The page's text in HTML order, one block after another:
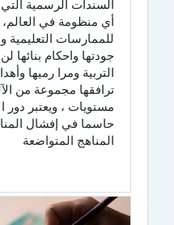
السندات الرسمية التي
أي منظومة في العالم،
للممارسات التعليمية
جودتها واحكام بنائها لن
التربية ومرا رميها
ترافقها مجموعة من
مستويات ، ويعتبر دور
حاسما في إفشال
المناهج المتواضعة